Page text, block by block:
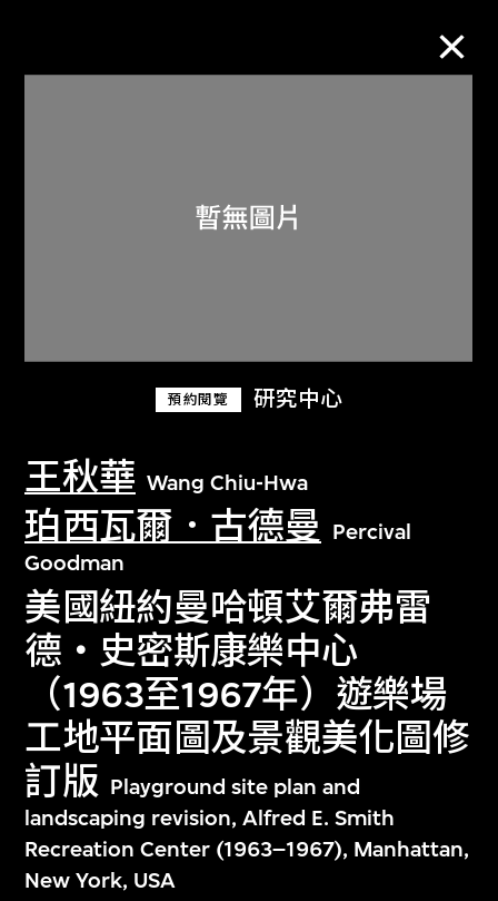
預約閱覽 研究中心
王秋華 Wang Chiu-Hwa
珀西瓦爾．古德曼
Percival
Goodman
美國紐約曼哈頓艾爾弗雷
德‧史密斯康樂中心
（1963至1967年）遊樂場
工地平面圖及景觀美化圖修
訂版 Playground site plan and
landscaping revision, Alfred E. Smith
Recreation Center (1963–1967), Manhattan,
New York, USA
關於M+藏品
探索世界頂級的二十及二十一世紀視覺
文化藏品。